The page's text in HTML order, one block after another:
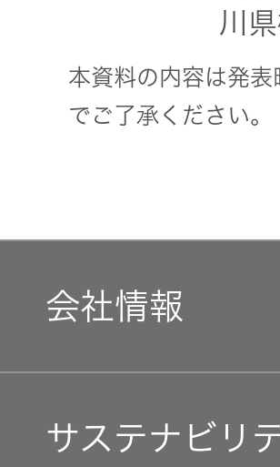
川
本資料の内容は発
でご了承ください。
会社情報
サステナビリ